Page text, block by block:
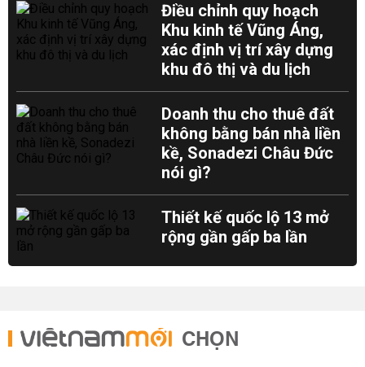
Điều chỉnh quy hoạch
Khu kinh tế Vũng Áng,
xác định vị trí xây dựng
khu đô thị và du lịch
Doanh thu cho thuê đất
không bằng bán nhà liền
kề, Sonadezi Châu Đức
nói gì?
Thiết kế quốc lộ 13 mở
rộng gần gấp ba lần
CHỌN